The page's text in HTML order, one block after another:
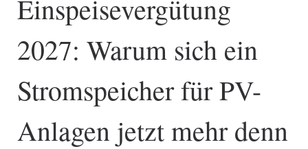
Einspeisevergütung
2027: Warum sich ein
Stromspeicher für PV-
Anlagen jetzt mehr denn